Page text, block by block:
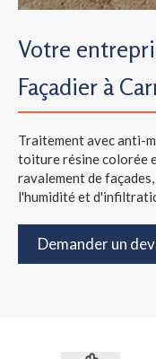
Votre
Façadier à
Traitement avec anti-
toiture résine colorée
ravalement de
l'humidité et
Demander un